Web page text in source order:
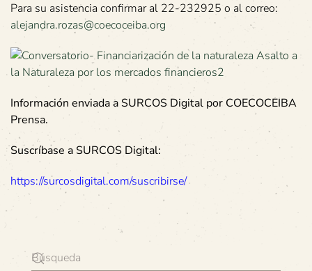
Para su asistencia confirmar al 22-232925 o al correo:
alejandra.rozas@coecoceiba.org
Información enviada a SURCOS Digital por COECOCEIBA
Prensa.
Suscríbase a SURCOS Digital:
https://surcosdigital.com/suscribirse/